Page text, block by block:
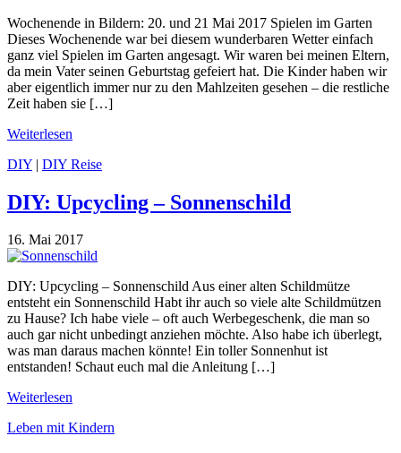
Wochenende in Bildern: 20. und 21 Mai 2017 Spielen im Garten
Dieses Wochenende war bei diesem wunderbaren Wetter einfach
ganz viel Spielen im Garten angesagt. Wir waren bei meinen Eltern,
da mein Vater seinen Geburtstag gefeiert hat. Die Kinder haben wir
aber eigentlich immer nur zu den Mahlzeiten gesehen – die restliche
Zeit haben sie […]
Weiterlesen
DIY | DIY Reise
DIY: Upcycling – Sonnenschild
16. Mai 2017
DIY: Upcycling – Sonnenschild Aus einer alten Schildmütze
entsteht ein Sonnenschild Habt ihr auch so viele alte Schildmützen
zu Hause? Ich habe viele – oft auch Werbegeschenk, die man so
auch gar nicht unbedingt anziehen möchte. Also habe ich überlegt,
was man daraus machen könnte! Ein toller Sonnenhut ist
entstanden! Schaut euch mal die Anleitung […]
Weiterlesen
Leben mit Kindern